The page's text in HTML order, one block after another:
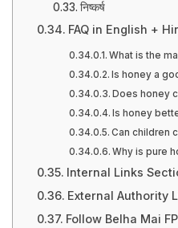
निष्कर्ष
FAQ in English +
What is the
Is honey a
Does honey
Is honey
Can children
Why is pure
Internal Links
External Authority
Follow Belha Mai